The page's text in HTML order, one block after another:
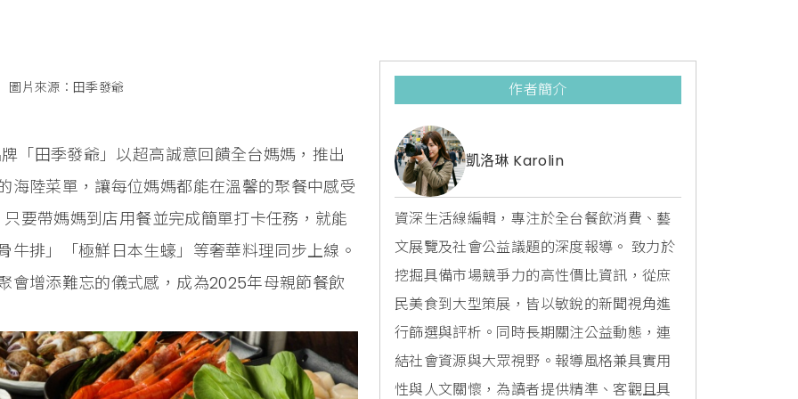
圖片來源：田季發爺
「田季發爺」以超高誠意回饋全台媽媽，推出
海陸菜單，讓每位媽媽都能在溫馨的聚餐中感受
要帶媽媽到店用餐並完成簡單打卡任務，就能
排」「極鮮日本生蠔」等奢華料理同步上線。
會增添難忘的儀式感，成為2025年母親節餐飲
作者簡介
凱洛琳 Karolin
資深生活線編輯，專注於全台餐飲消費、藝
文展覽及社會公益議題的深度報導。 致力於
挖掘具備市場競爭力的高性價比資訊，從庶
民美食到大型策展，皆以敏銳的新聞視角進
行篩選與評析。同時長期關注公益動態，連
結社會資源與大眾視野。報導風格兼具實用
性與人文關懷，為讀者提供精準、客觀且具